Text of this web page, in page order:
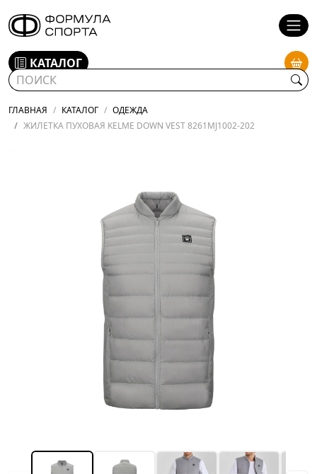
КАТАЛОГ
ГЛАВНАЯ КАТАЛОГ
ОДЕЖДА
ЖИЛЕТКА ПУХОВАЯ KELME DOWN VEST 8261MJ1002-202